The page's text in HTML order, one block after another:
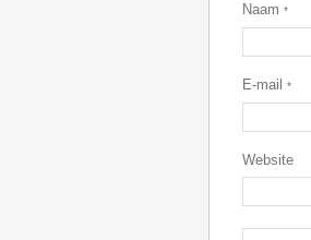
Naam *
E-mail *
Website